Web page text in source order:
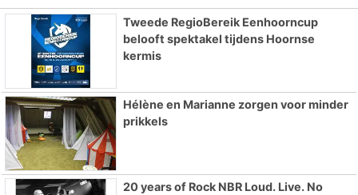
Tweede RegioBereik Eenhoorncup
belooft spektakel tijdens Hoornse
kermis
Hélène en Marianne zorgen voor minder
prikkels
20 years of Rock NBR Loud. Live. No